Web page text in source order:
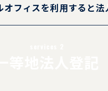
オフィスを利用すると